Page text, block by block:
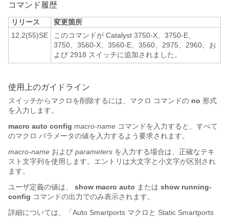
コマンド履歴
リリース
変更箇所
12.2(55)SE
このコマンドが Catalyst 3750-X、3750-E、
3750、3560-X、3560-E、3560、2975、2960、お
よび 2918 スイッチに追加されました。
使用上のガイドライン
スイッチからマクロを削除するには、マクロ コマンドの no 形式
を入力します。
macro auto config macro-name コマンドを入力すると、すべて
のマクロ パラメータの値を入力するよう要求されます。
macro-name および parameters を入力する場合は、正確なテキ
スト文字列を使用します。エントリは大文字と小文字が区別され
ます。
ユーザ定義の値は、
show macro auto または show running-
config コマンドの出力でのみ表示されます。
詳細については、「Auto Smartports マクロと Static Smartports